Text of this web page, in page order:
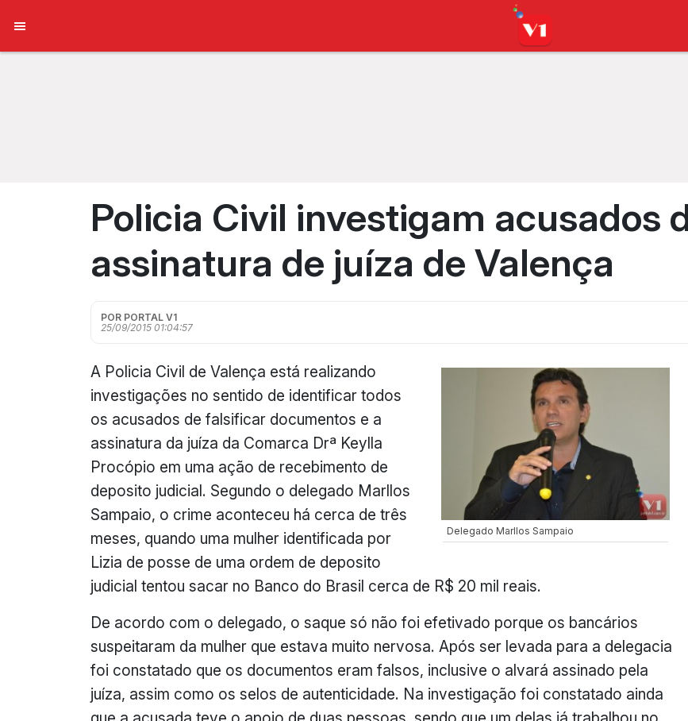
Policia Civil investigam acusados
assinatura de juíza de Valença
POR PORTAL V1
25/09/2015 01:04:57
Delegado Marllos Sampaio
A Policia Civil de Valença está realizando
investigações no sentido de identificar todos
os acusados de falsificar documentos e a
assinatura da juíza da Comarca Drª Keylla
Procópio em uma ação de recebimento de
deposito judicial. Segundo o delegado Marllos
Sampaio, o crime aconteceu há cerca de três
meses, quando uma mulher identificada por
Lizia de posse de uma ordem de deposito
judicial tentou sacar no Banco do Brasil cerca de R$ 20 mil reais.
De acordo com o delegado, o saque só não foi efetivado porque os bancários
suspeitaram da mulher que estava muito nervosa. Após ser levada para a delegacia
foi constatado que os documentos eram falsos, inclusive o alvará assinado pela
juíza, assim como os selos de autenticidade. Na investigação foi constatado ainda